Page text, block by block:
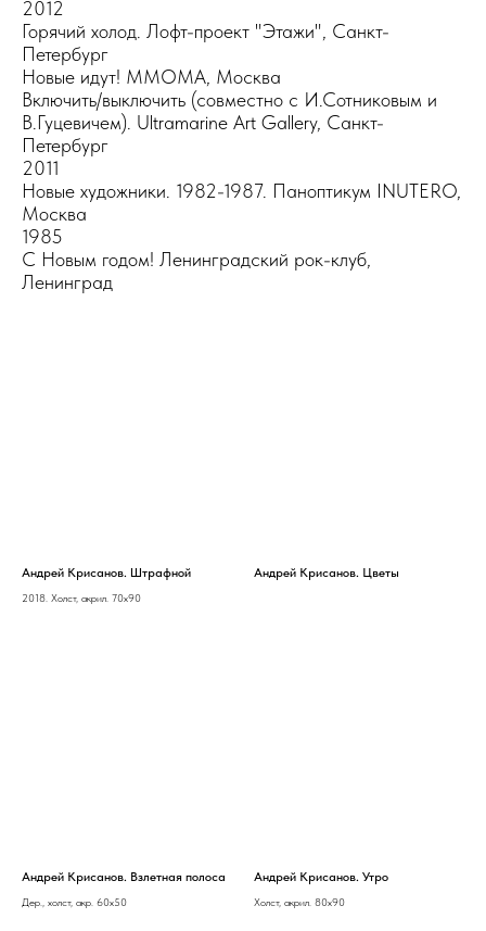
2012
Горячий холод. Лофт-проект "Этажи", Санкт-
Петербург
Новые идут! ММОМА, Москва
Включить/выключить (совместно с И.Сотниковым и
В.Гуцевичем). Ultramarine Art Gallery, Санкт-
Петербург
2011
Новые художники. 1982-1987. Паноптикум INUTERO,
Москва
1985
С Новым годом! Ленинградский рок-клуб,
Ленинград
Андрей Крисанов. Штрафной
2018. Холст, акрил. 70х90
Андрей Крисанов. Цветы
Андрей Крисанов. Взлетная полоса
Дер., холст, акр. 60х50
Андрей Крисанов. Утро
Холст, акрил. 80х90